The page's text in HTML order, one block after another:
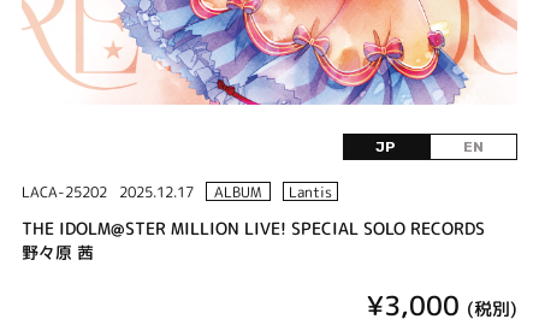
JP EN
LACA-25202 2025.12.17 ALBUM Lantis
THE IDOLM@STER MILLION LIVE! SPECIAL SOLO RECORDS
野々原 茜
¥3,000 (税別)